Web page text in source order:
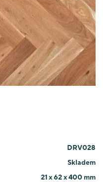
DRV028
Skladem
21 x 62 x 400 mm